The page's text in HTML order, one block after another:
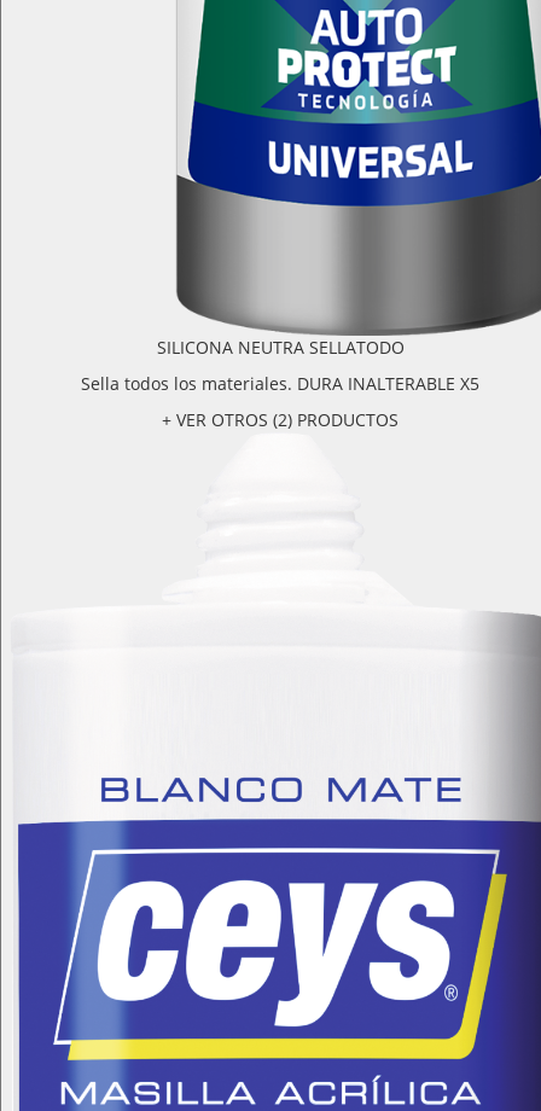
SILICONA NEUTRA SELLATODO
Sella todos los materiales. DURA INALTERABLE X5
+ VER OTROS (2) PRODUCTOS